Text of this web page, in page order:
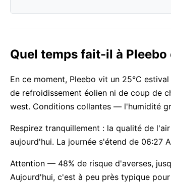
Quel temps fait-il à Pleebo
En ce moment, Pleebo vit un 25°C
de refroidissement éolien ni de coup de
west. Conditions collantes — l'humidité
Respirez tranquillement : la qualité de
aujourd'hui. La journée s'étend de 06:27
Attention — 48% de risque d'averses,
Aujourd'hui, c'est à peu près typique